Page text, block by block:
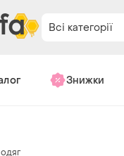
Всі категорії
Знижки